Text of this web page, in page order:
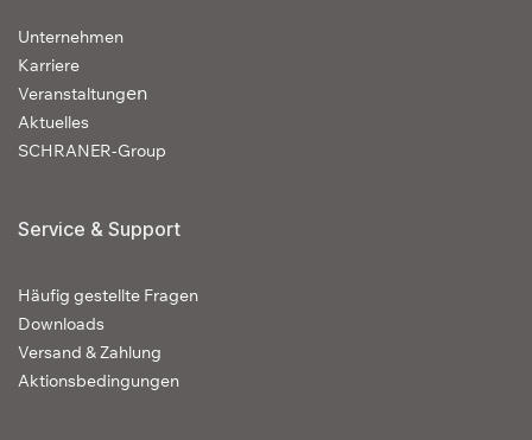
Unternehmen
Karriere
Veranstaltungen
Aktuelles
SCHRANER-Group
Service & Support
Häufig gestellte Fragen
Downloads
Versand & Zahlung
Aktionsbedingungen